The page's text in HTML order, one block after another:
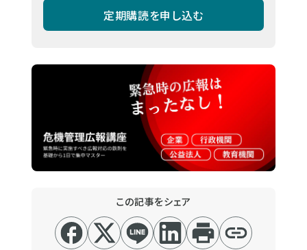
定期購読を申し込む
この記事をシェア